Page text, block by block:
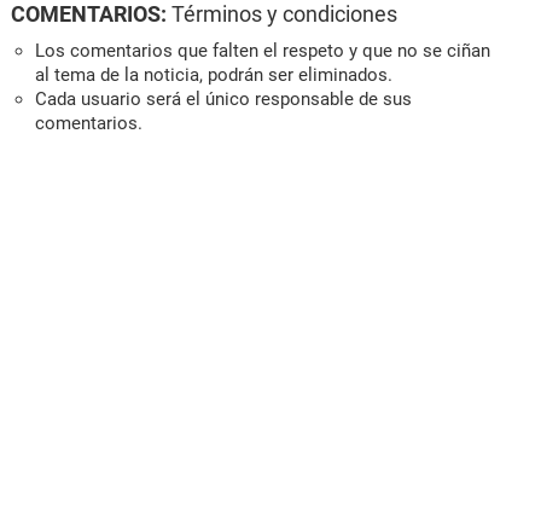
COMENTARIOS: Términos y condiciones
Los comentarios que falten el respeto y que no se ciñan
al tema de la noticia, podrán ser eliminados.
Cada usuario será el único responsable de sus
comentarios.